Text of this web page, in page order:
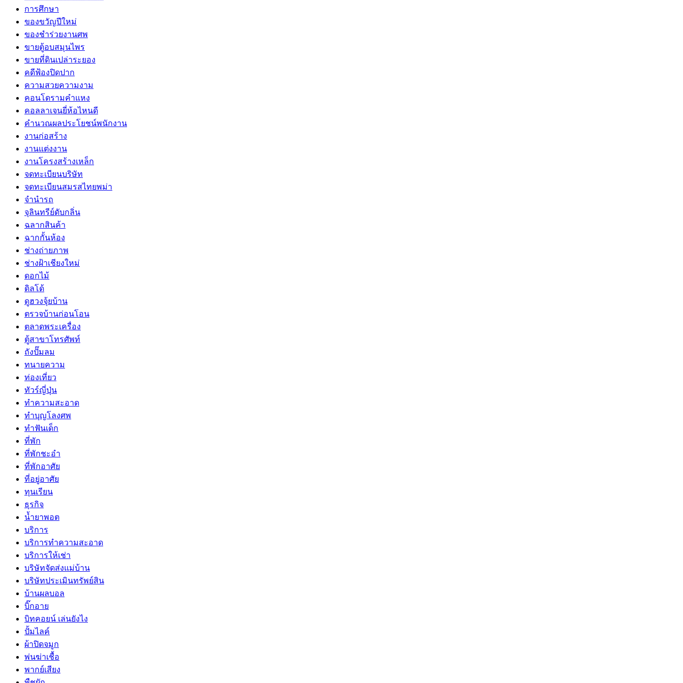
การศึกษา
ของขวัญปีใหม่
ของชำร่วยงานศพ
ขายตู้อบสมุนไพร
ขายที่ดินเปล่าระยอง
คดีฟ้องปิดปาก
ความสวยความงาม
คอนโดรามคำแหง
คอลลาเจนยี่ห้อไหนดี
คำนวณผลประโยชน์พนักงาน
งานก่อสร้าง
งานแต่งงาน
งานโครงสร้างเหล็ก
จดทะเบียนบริษัท
จดทะเบียนสมรสไทยพม่า
จำนำรถ
จุลินทรีย์ดับกลิ่น
ฉลากสินค้า
ฉากกั้นห้อง
ช่างถ่ายภาพ
ช่างฝ้าเชียงใหม่
ดอกไม้
ดิลโด้
ดูฮวงจุ้ยบ้าน
ตรวจบ้านก่อนโอน
ตลาดพระเครื่อง
ตู้สาขาโทรศัพท์
ถังปั๊มลม
ทนายความ
ท่องเที่ยว
ทัวร์ญี่ปุ่น
ทำความสะอาด
ทำบุญโลงศพ
ทำฟันเด็ก
ที่พัก
ที่พักชะอำ
ที่พักอาศัย
ที่อยู่อาศัย
ทุนเรียน
ธุรกิจ
น้ำยาพอต
บริการ
บริการทำความสะอาด
บริการให้เช่า
บริษัทจัดส่งแม่บ้าน
บริษัทประเมินทรัพย์สิน
บ้านผลบอล
บิ๊กอาย
บิทคอยน์ เล่นยังไง
ปั้มไลค์
ผ้าปิดจมูก
พ่นฆ่าเชื้อ
พากย์เสียง